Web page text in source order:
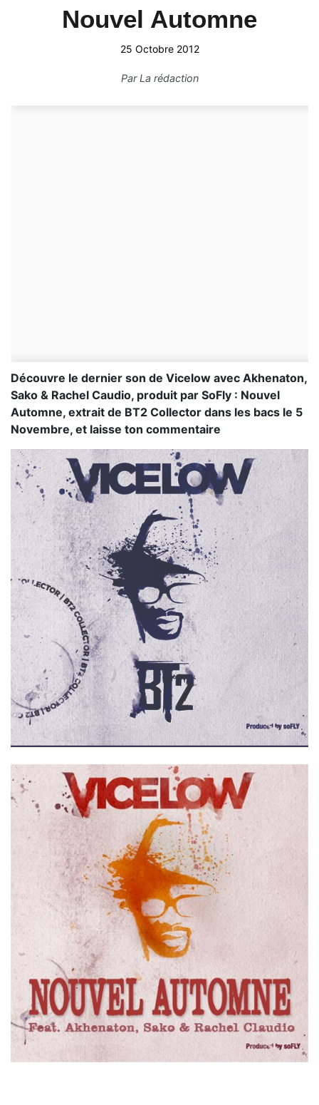
Nouvel Automne
25 Octobre 2012
ParLa rédaction
Découvre le dernier son de Vicelow avec Akhenaton,
Sako & Rachel Caudio, produit par SoFly : Nouvel
Automne, extrait de BT2 Collector dans les bacs le 5
Novembre, et laisse ton commentaire